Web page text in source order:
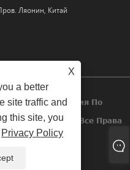
Ляонин, Китай
Компания По
«Хуавэй» Все Права
X
a better
site traffic and
this site, you
Privacy Policy